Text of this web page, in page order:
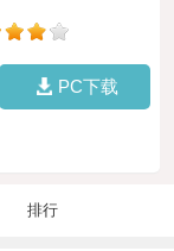
PC下载
排行